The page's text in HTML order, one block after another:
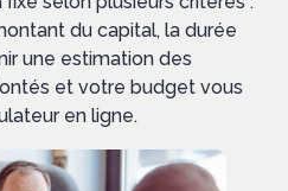
du capital, la durée
une estimation des
et votre budget vous
en ligne.